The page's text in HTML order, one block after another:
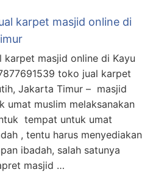
karpet masjid online di
masjid online di Kayu
toko jual karpet
Jakarta Timur – masjid
umat muslim melaksanakan
tempat untuk umat
, tentu harus menyediakan
ibadah, salah satunya
masjid …